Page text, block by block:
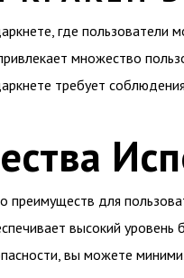
где пользователи
множество
требует
преимуществ для
высокий
вы можете